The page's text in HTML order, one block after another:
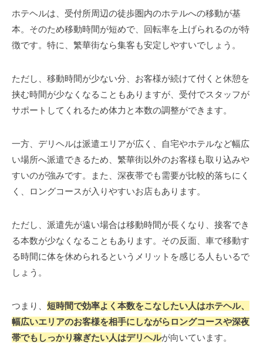
ホテヘルは、受付所周辺の徒歩圏内のホテルへの移動が基
本。そのため移動時間が短めで、回転率を上げられるのが特
徴です。特に、繁華街なら集客も安定しやすいでしょう。
ただし、移動時間が少ない分、お客様が続けて付くと休憩を
挟む時間が少なくなることもありますが、受付でスタッフが
サポートしてくれるため体力と本数の調整ができます。
一方、デリヘルは派遣エリアが広く、自宅やホテルなど幅広
い場所へ派遣できるため、繁華街以外のお客様も取り込みや
すいのが強みです。また、深夜帯でも需要が比較的落ちにく
く、ロングコースが入りやすいお店もあります。
ただし、派遣先が遠い場合は移動時間が長くなり、接客でき
る本数が少なくなることもあります。その反面、車で移動す
る時間に体を休められるというメリットを感じる人もいるで
しょう。
つまり、 短時間で効率よく本数をこなしたい人はホテヘル、
幅広いエリアのお客様を相手にしながらロングコースや深夜
帯でもしっかり稼ぎたい人はデリヘルが向いています。